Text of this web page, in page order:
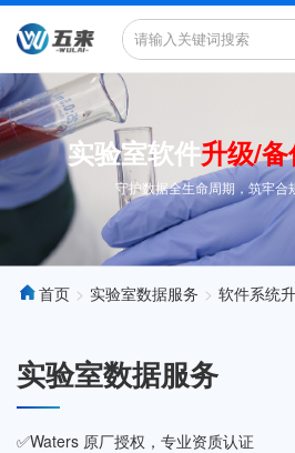
实验室软件升级/
守护数据全生命周期，筑牢合
首页 实验室数据服务 软件系统
实验室数据服务
✅Waters 原厂授权，专业资质认证